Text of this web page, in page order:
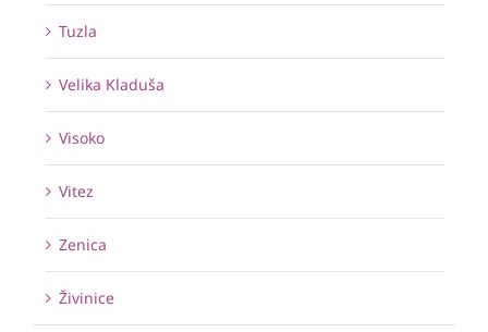
Tuzla
Velika Kladuša
Visoko
Vitez
Zenica
Živinice